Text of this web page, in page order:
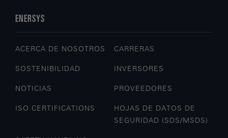
ENERSYS
ACERCA DE NOSOTROS CARRERAS
SOSTENIBILIDAD INVERSORES
NOTICIAS PROVEEDORES
ISO CERTIFICATIONS
HOJAS DE DATOS DE
SEGURIDAD (SDS/MSDS)